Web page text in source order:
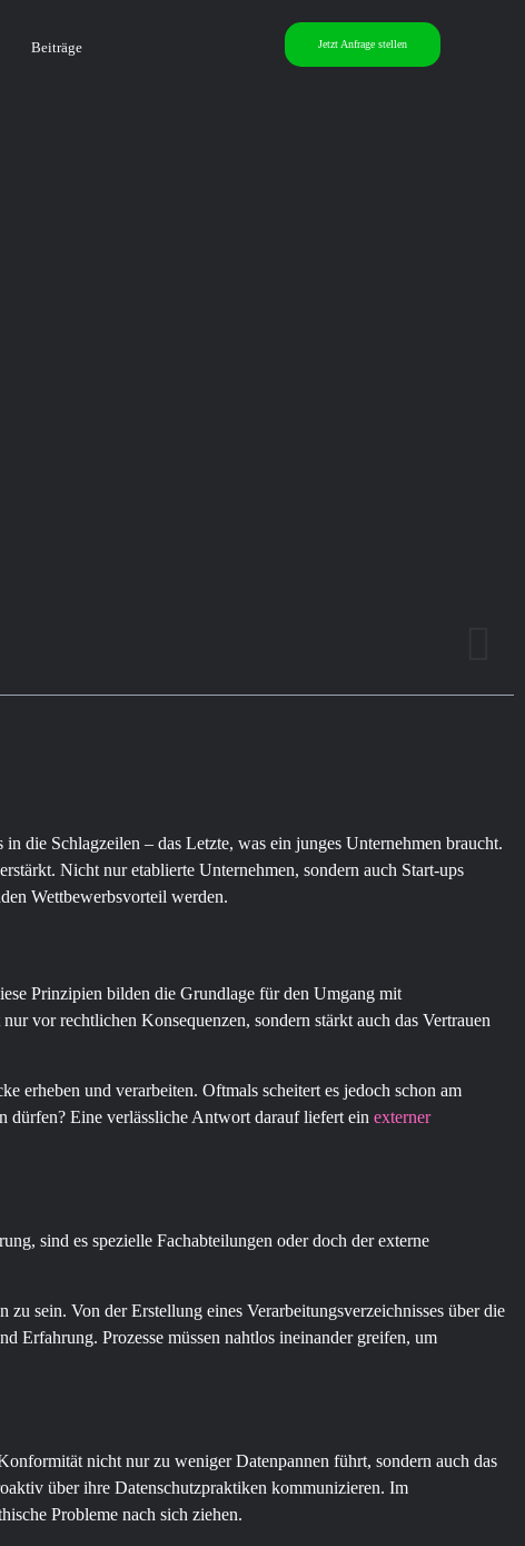
Beiträge Jetzt Anfrage stellen
die Schlagzeilen – das Letzte, was ein junges Unternehmen braucht.
Nicht nur etablierte Unternehmen, sondern auch Start-ups
Wettbewerbsvorteil werden.
Prinzipien bilden die Grundlage für den Umgang mit
vor rechtlichen Konsequenzen, sondern stärkt auch das Vertrauen
erheben und verarbeiten. Oftmals scheitert es jedoch schon am
dürfen? Eine verlässliche Antwort darauf liefert ein externer
sind es spezielle Fachabteilungen oder doch der externe
sein. Von der Erstellung eines Verarbeitungsverzeichnisses über die
Erfahrung. Prozesse müssen nahtlos ineinander greifen, um
nicht nur zu weniger Datenpannen führt, sondern auch das
über ihre Datenschutzpraktiken kommunizieren. Im
Probleme nach sich ziehen.